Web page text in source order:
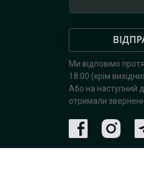
Ми відповімо
18:00 (крім
Або на наступний
отримали